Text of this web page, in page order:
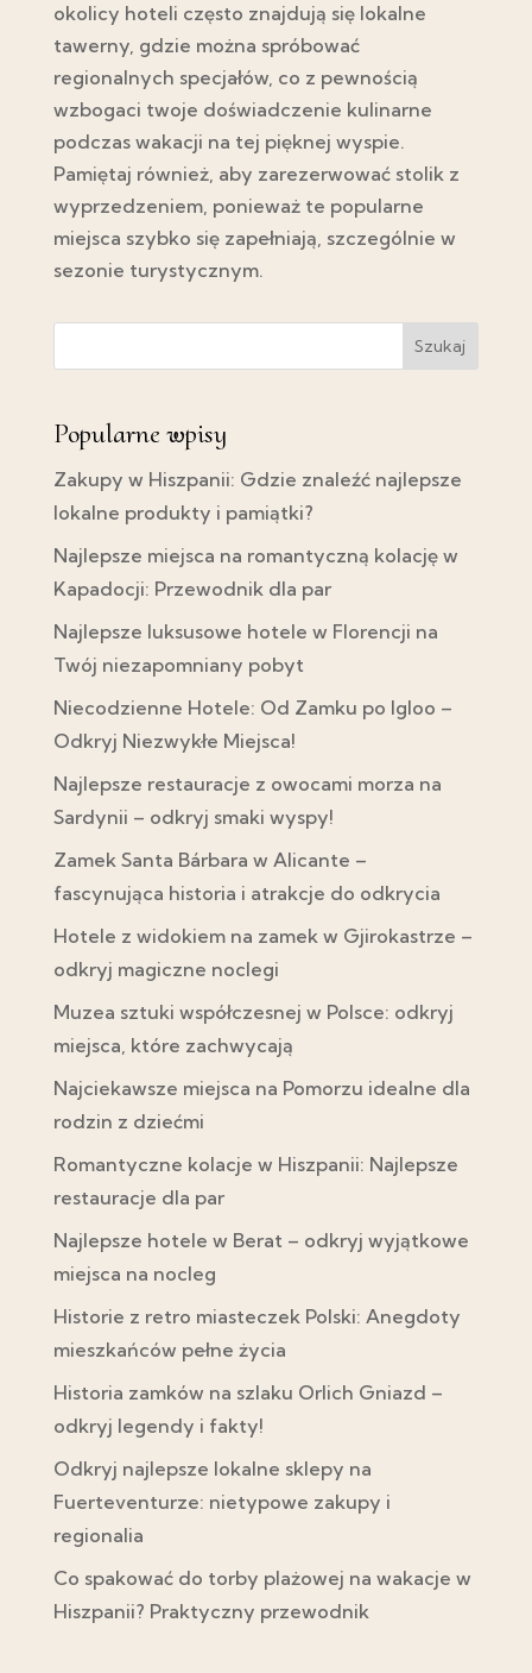
okolicy hoteli często znajdują się lokalne
tawerny, gdzie można spróbować
regionalnych specjałów, co z pewnością
wzbogaci twoje doświadczenie kulinarne
podczas wakacji na tej pięknej wyspie.
Pamiętaj również, aby zarezerwować stolik z
wyprzedzeniem, ponieważ te popularne
miejsca szybko się zapełniają, szczególnie w
sezonie turystycznym.
Szukaj
Popularne wpisy
Zakupy w Hiszpanii: Gdzie znaleźć najlepsze
lokalne produkty i pamiątki?
Najlepsze miejsca na romantyczną kolację w
Kapadocji: Przewodnik dla par
Najlepsze luksusowe hotele w Florencji na
Twój niezapomniany pobyt
Niecodzienne Hotele: Od Zamku po Igloo –
Odkryj Niezwykłe Miejsca!
Najlepsze restauracje z owocami morza na
Sardynii – odkryj smaki wyspy!
Zamek Santa Bárbara w Alicante –
fascynująca historia i atrakcje do odkrycia
Hotele z widokiem na zamek w Gjirokastrze –
odkryj magiczne noclegi
Muzea sztuki współczesnej w Polsce: odkryj
miejsca, które zachwycają
Najciekawsze miejsca na Pomorzu idealne dla
rodzin z dziećmi
Romantyczne kolacje w Hiszpanii: Najlepsze
restauracje dla par
Najlepsze hotele w Berat – odkryj wyjątkowe
miejsca na nocleg
Historie z retro miasteczek Polski: Anegdoty
mieszkańców pełne życia
Historia zamków na szlaku Orlich Gniazd –
odkryj legendy i fakty!
Odkryj najlepsze lokalne sklepy na
Fuerteventurze: nietypowe zakupy i
regionalia
Co spakować do torby plażowej na wakacje w
Hiszpanii? Praktyczny przewodnik